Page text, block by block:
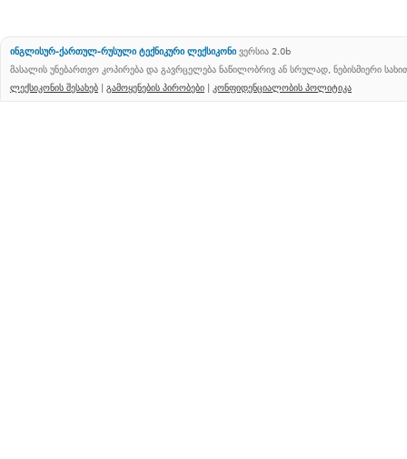
ინგლისურ-ქართულ-რუსული ტექნიკური ლექსიკონი ვერსია 2.0b
მასალის უნებართვო კოპირება და გავრცელება ნაწილობრივ ან სრულად, ნებისმიერი
ლექსიკონის შესახებ | გამოყენების პირობები | კონფიდენციალობის პოლიტიკა